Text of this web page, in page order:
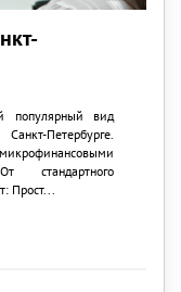
популярный вид
Петербурге.
стандартного
Прост...